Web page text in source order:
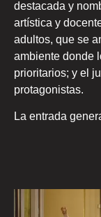
destacada y
artística y
adultos, que se
ambiente donde
prioritarios; y el
protagonistas.
La entrada